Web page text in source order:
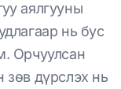
аялгууны
нь бус
Орчуулсан
зөв дүрслэх нь